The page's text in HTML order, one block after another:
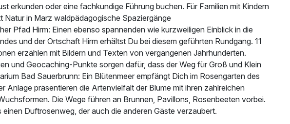
erkunden oder eine fachkundige Führung buchen. Für Familien mit Kindern
Natur in Marz waldpädagogische Spaziergänge
Pfad Hirm: Einen ebenso spannenden wie kurzweiligen Einblick in die
und der Ortschaft Hirm erhältst Du bei diesem geführten Rundgang. 11
erzählen mit Bildern und Texten von vergangenen Jahrhunderten.
und Geocaching-Punkte sorgen dafür, dass der Weg für Groß und Klein
Bad Sauerbrunn: Ein Blütenmeer empfängt Dich im Rosengarten des
Anlage präsentieren die Artenvielfalt der Blume mit ihren zahlreichen
Die Wege führen an Brunnen, Pavillons, Rosenbeeten vorbei.
einen Duftrosenweg, der auch die anderen Gäste verzaubert.